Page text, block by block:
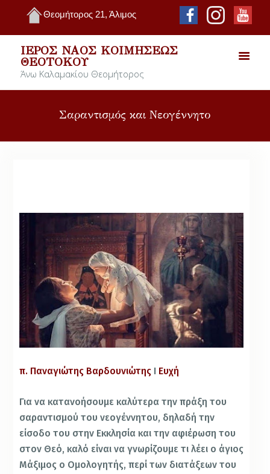
Θεομήτορος 21, Άλιμος
ΙΕΡΌΣ ΝΑΌΣ ΚΟΙΜΉΣΕΩΣ
ΘΕΟΤΌΚΟΥ
Άνω Καλαμακίου Θεομήτορος
Σαραντισμός και Νεογέννητο
π. Παναγιώτης Βαρδουνιώτης Ι Ευχή
Για να κατανοήσουμε καλύτερα την πράξη του
σαραντισμού του νεογέννητου, δηλαδή την
είσοδο του στην Εκκλησία και την αφιέρωση του
στον Θεό, καλό είναι να γνωρίζουμε τι λέει ο άγιος
Μάξιμος ο Ομολογητής, περί των διατάξεων του